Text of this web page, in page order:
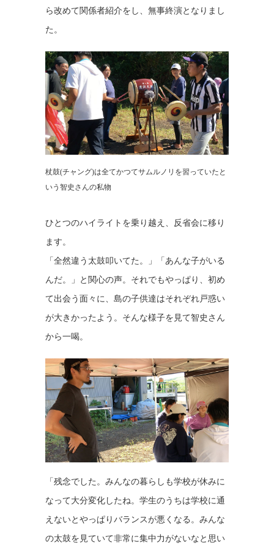
ら改めて関係者紹介をし、無事終演となりまし
た。
杖鼓(チャング)は全てかつてサムルノリを習っていたと
いう智史さんの私物
ひとつのハイライトを乗り越え、反省会に移り
ます。
「全然違う太鼓叩いてた。」「あんな子がいる
んだ。」と関心の声。それでもやっぱり、初め
て出会う面々に、島の子供達はそれぞれ戸惑い
が大きかったよう。そんな様子を見て智史さん
から一喝。
「残念でした。みんなの暮らしも学校が休みに
なって大分変化したね。学生のうちは学校に通
えないとやっぱりバランスが悪くなる。みんな
の太鼓を見ていて非常に集中力がないなと思い